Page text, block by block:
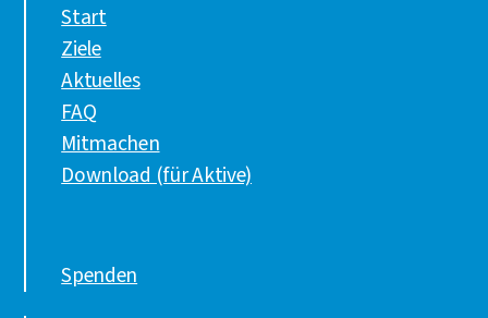
Start
Ziele
Aktuelles
FAQ
Mitmachen
Download (für Aktive)
Spenden